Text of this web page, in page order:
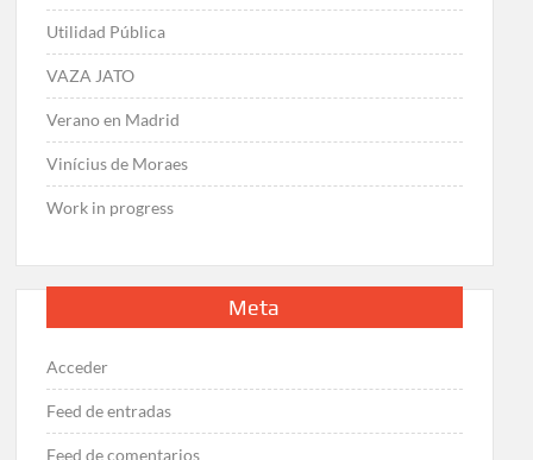
Utilidad Pública
VAZA JATO
Verano en Madrid
Vinícius de Moraes
Work in progress
Meta
Acceder
Feed de entradas
Feed de comentarios